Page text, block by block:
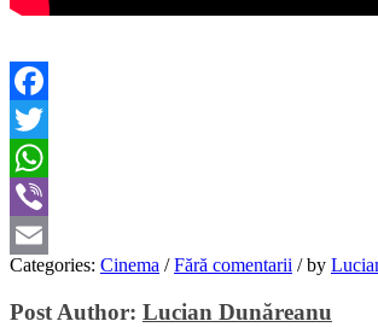
Facebook
Twitter
WhatsApp
Viber
Email
Categories: Cinema / Fără comentarii /by
Post Author: Lucian Dunăreanu